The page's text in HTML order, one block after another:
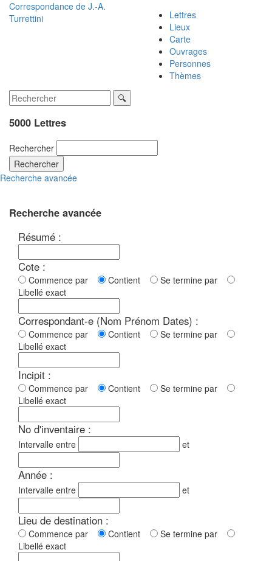
Correspondance de J.-A.
Turrettini
Lettres
Lieux
Carte
Ouvrages
Personnes
Thèmes
5000 Lettres
Rechercher
Rechercher
Recherche avancée
Recherche avancée
Résumé :
Cote :
Commence par Contient
Se termine par
Libellé exact
Correspondant-e (Nom Prénom Dates) :
Commence par Contient
Se termine par
Libellé exact
Incipit :
Commence par Contient
Se termine par
Libellé exact
No d'inventaire :
Intervalle entre et
Année :
Intervalle entre et
Lieu de destination :
Commence par Contient
Se termine par
Libellé exact